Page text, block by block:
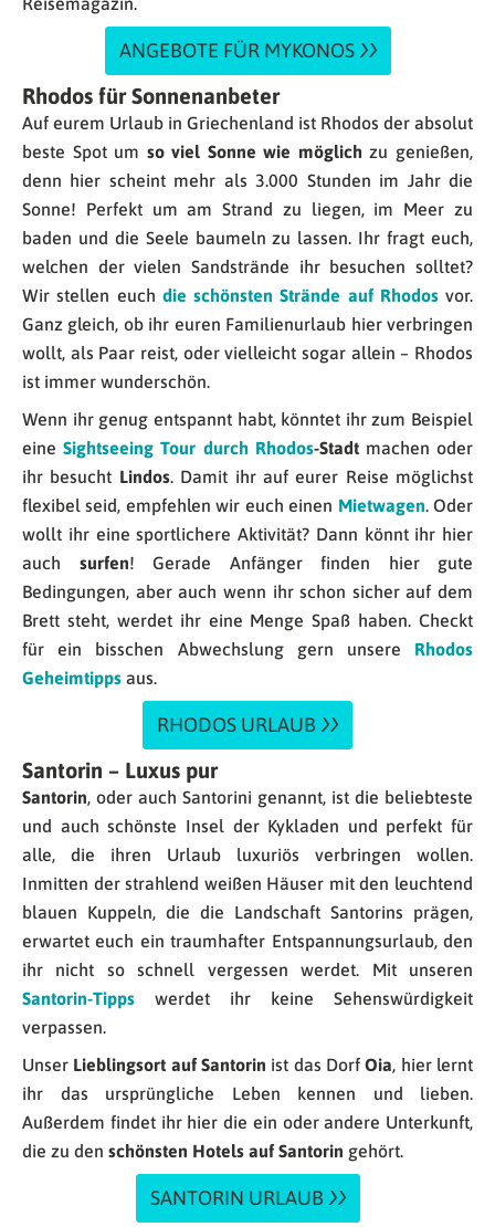
ANGEBOTE FÜR MYKONOS
Rhodos für Sonnenanbeter
Auf eurem Urlaub in Griechenland ist Rhodos der absolut
beste Spot um so viel Sonne wie möglich zu genießen,
denn hier scheint mehr als 3.000 Stunden im Jahr die
Sonne! Perfekt um am Strand zu liegen, im Meer zu
baden und die Seele baumeln zu lassen. Ihr fragt euch,
welchen der vielen Sandstrände ihr besuchen solltet?
Wir stellen euch die schönsten Strände auf Rhodosvor.
Ganz gleich, ob ihr euren Familienurlaub hier verbringen
wollt, als Paar reist, oder vielleicht sogar allein – Rhodos
ist immer wunderschön.
Wenn ihr genug entspannt habt, könntet ihr zum Beispiel
eineSightseeing Tour durch Rhodos-Stadtmachen oder
ihr besucht Lindos. Damit ihr auf eurer Reise möglichst
flexibel seid, empfehlen wir euch einen Mietwagen. Oder
wollt ihr eine sportlichere Aktivität? Dann könnt ihr hier
auch surfen! Gerade Anfänger finden hier gute
Bedingungen, aber auch wenn ihr schon sicher auf dem
Brett steht, werdet ihr eine Menge Spaß haben. Checkt
für ein bisschen Abwechslung gern unsere Rhodos
Geheimtipps aus.
RHODOS URLAUB
Santorin – Luxus pur
Santorin, oder auch Santorini genannt, ist die beliebteste
und auch schönste Insel der Kykladen und perfekt für
alle, die ihren Urlaub luxuriös verbringen wollen.
Inmitten der strahlend weißen Häuser mit den leuchtend
blauen Kuppeln, die die Landschaft Santorins prägen,
erwartet euch ein traumhafter Entspannungsurlaub, den
ihr nicht so schnell vergessen werdet. Mit unseren
Santorin-Tipps
werdet ihr keine Sehenswürdigkeit
verpassen.
Unser Lieblingsort auf Santorin ist das DorfOia, hier lernt
ihr das ursprüngliche Leben kennen und lieben.
Außerdem findet ihr hier die ein oder andere Unterkunft,
die zu den schönsten Hotels auf Santorin gehört.
SANTORIN URLAUB